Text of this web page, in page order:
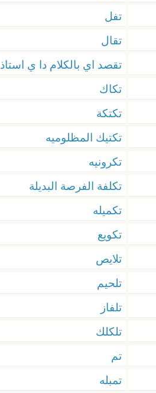
تفل
تقال
تقصد اي بالكلام دا ي استاذ
تكاك
تكتكة
تكتيك المظلوميه
تكرونيه
تكلفة الفرصة البديلة
تكميله
تكويع
تلايص
تلحيم
تلفاز
تلكلك
تم
تمبله